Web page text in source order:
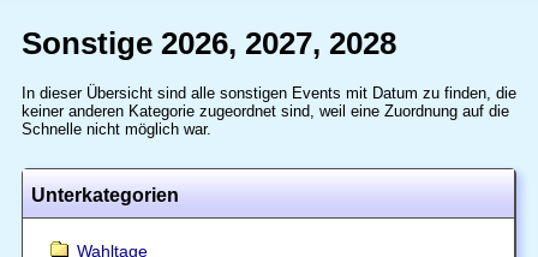
Sonstige 2026, 2027, 2028
In dieser Übersicht sind alle sonstigen Events mit Datum zu finden, die
keiner anderen Kategorie zugeordnet sind, weil eine Zuordnung auf die
Schnelle nicht möglich war.
Unterkategorien
Wahltage